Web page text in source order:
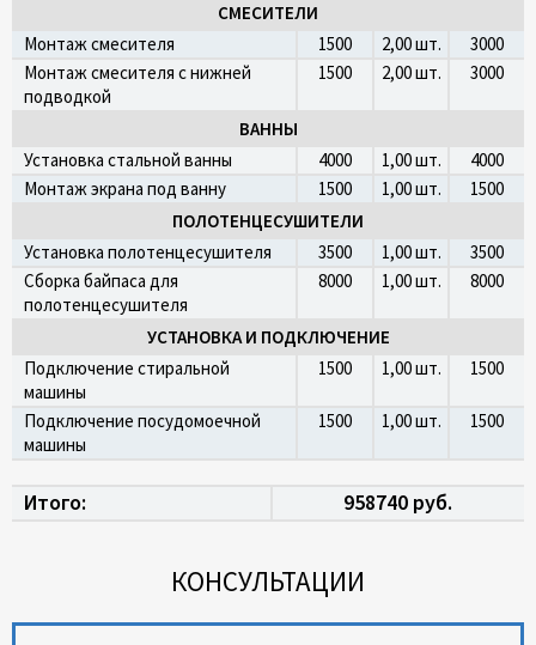
СМЕСИТЕЛИ
Монтаж смесителя
1500 2,00 шт.
3000
Монтаж смесителя с нижней
подводкой
1500 2,00 шт. 3000
ВАННЫ
Установка стальной ванны
4000 1,00 шт.
4000
Монтаж экрана под ванну
1500 1,00 шт.
1500
ПОЛОТЕНЦЕСУШИТЕЛИ
Установка полотенцесушителя
3500 1,00 шт.
3500
Сборка байпаса для
полотенцесушителя
8000 1,00 шт. 8000
УСТАНОВКА И ПОДКЛЮЧЕНИЕ
Подключение стиральной
машины
1500 1,00 шт. 1500
Подключение посудомоечной
машины
1500 1,00 шт. 1500
Итого: 958740 руб.
КОНСУЛЬТАЦИИ